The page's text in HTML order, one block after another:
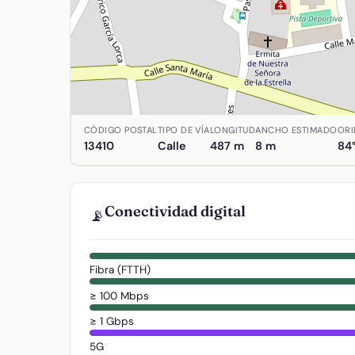
Ubicación de Calle Pablo Picasso en Agudo,
CÓDIGO POSTAL
13410
TIPO DE VÍA
Calle
LONGITUD
487 m
ANCHO ESTIMADO
8 m 84°
📡Conectividad digital
Fibra (FTTH)
≥ 100 Mbps
≥ 1 Gbps
5G